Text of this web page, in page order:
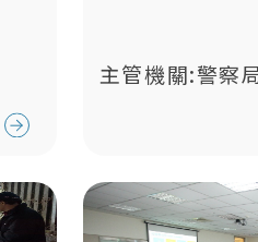
主管機關:警察